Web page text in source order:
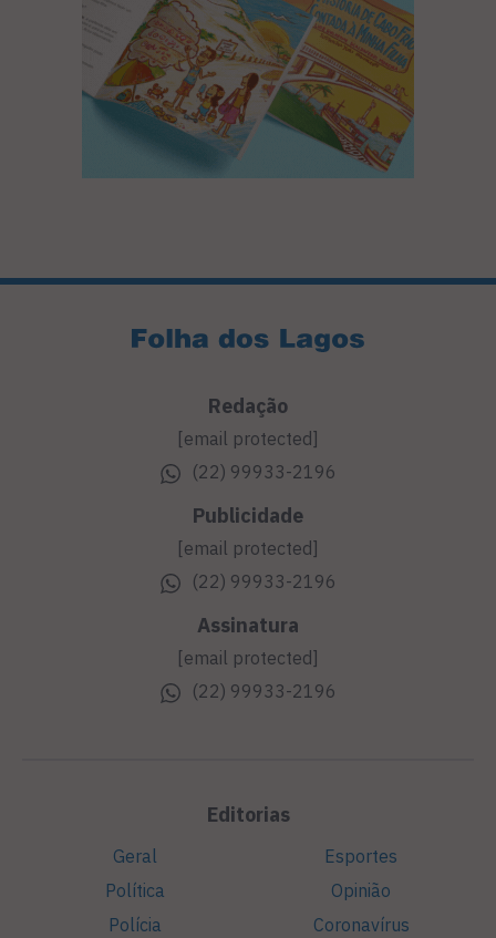
Redação
[email protected]
(22) 99933-2196
Publicidade
[email protected]
(22) 99933-2196
Assinatura
[email protected]
(22) 99933-2196
Editorias
Geral
Política
Polícia
Esportes
Opinião
Coronavírus